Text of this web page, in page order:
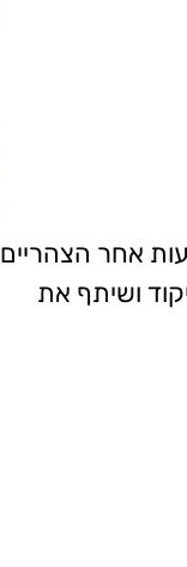
אחר הצהריים
ושיתף את